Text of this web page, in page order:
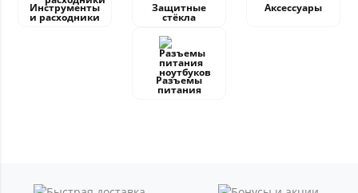
Инструменты
и расходники
Защитные
стёкла
Аксессуары
Разъемы
питания